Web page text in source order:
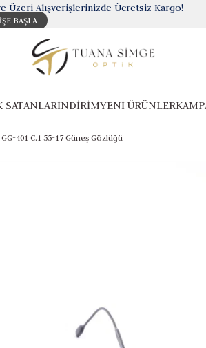
Üzeri Alışverişlerinizde Ücretsiz Kargo!
BAŞLA
SATANLARİNDİRİMYENİ ÜRÜNLER
401 C.1 55-17 Güneş Gözlüğü